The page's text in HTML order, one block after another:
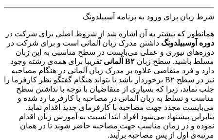
شرط زبان برای ورود به برنامه آسبیلدونگ
همانطور که پیشتر به آن اشاره شد از شروط اصلی برای شرکت در
دوره آوسبیلدونگ داشتن مدرک زبان آلمانی است و برای شرکت در
دوره‌های تیوری و عملی می‌بایست در سطح مناسبی به این زبان
مسلط باشید. سطح زبان B۲ آلمانی
تقریبا برای همه‌ی رشته وجود
دارد و فرد متقاضی علاوه بر مدرک زبان آلمانی در هنگام مصاحبه
نیز در سطح B۲ برخوردار باشد تا بتواند هنگام گفتگو نظر کارفرما را
جلب نماید، زیرا که بسیاری از متقاضیان با توجه با نداشتن سطح
مناسب و تسلط به زبان آلمانی در مصاحبه با کارفرما رد شده و
می‌بایست مجدد جهت مصاحبه با کارفرمای جدید اقدام نماید.
بنابراین پیشنهاد می‌شود افراد ابتدا نسبت به آموزش زبان اقدام
نموده و در زمان مناسب جهت مصاحبه حاضر شوند تا در همان
مرتبه‌ی اول از پس مصاحبه برآیند.